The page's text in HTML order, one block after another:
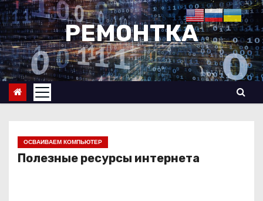
П
е
р
е
й
и
РЕМОНТКА
ОСВАИВАЕМ КОМПЬЮТЕР
Полезные ресурсы интернета